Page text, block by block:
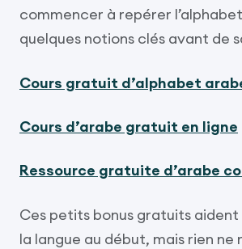
commencer à repérer
quelques notions clés avant de
Cours gratuit d’alphabet
Cours d’arabe gratuit en ligne
Ressource gratuite d’arabe
Ces petits bonus gratuits aident
la langue au début, mais rien ne